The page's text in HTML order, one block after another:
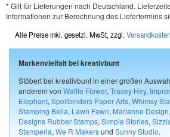
* Gilt für Lieferungen nach Deutschland.
Informationen zur Berechnung des Liefertermins
Alle Preise inkl. gesetzl. MwSt, zzgl. Versandkosten
Markenvielfalt bei kreativbunt
Stöbert bei kreativbunt in einer großen
anderem von Waffle Flower, Tracey Hey,
Elephant, Spellbinders Paper Arts, Whimsy
Stamping Bella, Lawn Fawn, Marianne Design,
Designs Rubber Stamps, Simple Stories,
Stamperia, We R Makersund Sunny Studio.